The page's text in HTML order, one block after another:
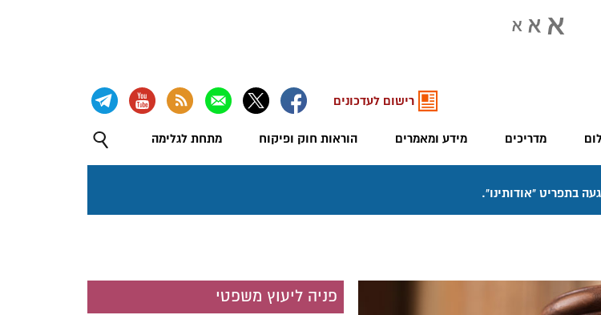
מדריכים מידע ומאמרים הוראות חוק ופיקוח מתחת לגלימה
רישום לעדכונים
פניה ליעוץ משפטי